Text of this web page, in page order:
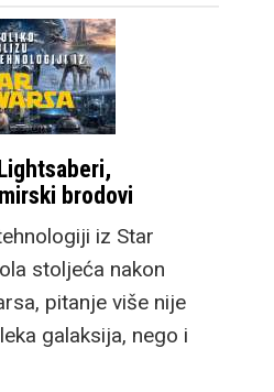
brodovi
iz Star
stoljeća nakon
pitanje više nije
galaksija, nego i